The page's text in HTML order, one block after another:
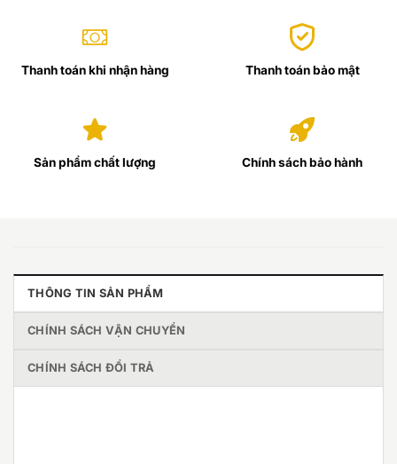
Thanh toán khi nhận hàng Thanh toán bảo mật
Sản phẩm chất lượng Chính sách bảo hành
THÔNG TIN SẢN PHẨM
CHÍNH SÁCH VẬN CHUYỂN
CHÍNH SÁCH ĐỔI TRẢ